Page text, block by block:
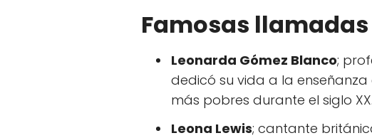
Famosas
Leonarda Gómez Blanco;
dedicó su vida a la
más pobres durante el siglo XX.
Leona Lewis; cantante